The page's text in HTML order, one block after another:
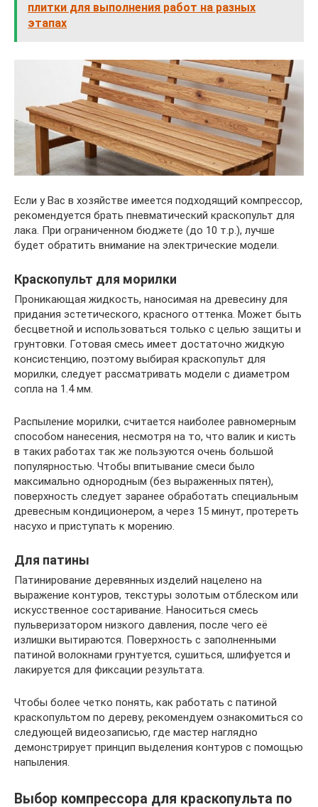
плитки для выполнения работ на разных
этапах
Если у Вас в хозяйстве имеется подходящий компрессор,
рекомендуется брать пневматический краскопульт для
лака. При ограниченном бюджете (до 10 т.р.), лучше
будет обратить внимание на электрические модели.
Краскопульт для морилки
Проникающая жидкость, наносимая на древесину для
придания эстетического, красного оттенка. Может быть
бесцветной и использоваться только с целью защиты и
грунтовки. Готовая смесь имеет достаточно жидкую
консистенцию, поэтому выбирая краскопульт для
морилки, следует рассматривать модели с диаметром
сопла на 1.4 мм.
Распыление морилки, считается наиболее равномерным
способом нанесения, несмотря на то, что валик и кисть
в таких работах так же пользуются очень большой
популярностью. Чтобы впитывание смеси было
максимально однородным (без выраженных пятен),
поверхность следует заранее обработать специальным
древесным кондиционером, а через 15 минут, протереть
насухо и приступать к морению.
Для патины
Патинирование деревянных изделий нацелено на
выражение контуров, текстуры золотым отблеском или
искусственное состаривание. Наноситься смесь
пульверизатором низкого давления, после чего её
излишки вытираются. Поверхность с заполненными
патиной волокнами грунтуется, сушиться, шлифуется и
лакируется для фиксации результата.
Чтобы более четко понять, как работать с патиной
краскопультом по дереву, рекомендуем ознакомиться со
следующей видеозаписью, где мастер наглядно
демонстрирует принцип выделения контуров с помощью
напыления.
Выбор компрессора для краскопульта по